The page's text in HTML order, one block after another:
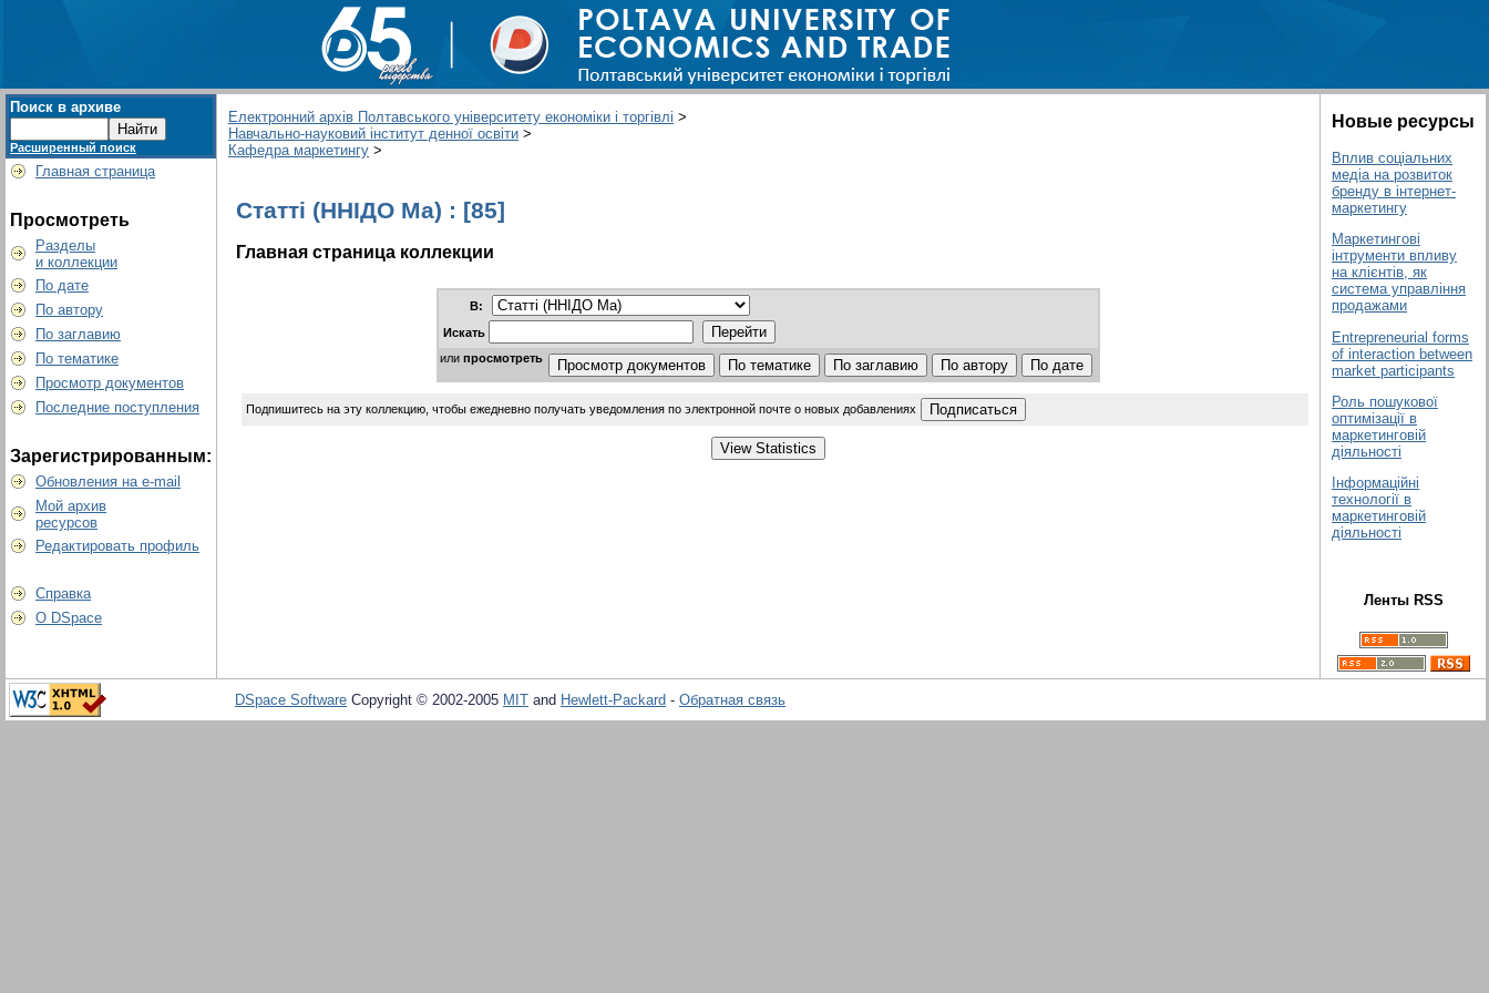
Поиск в архиве
Расширенный поиск
Главная страница
Просмотреть
Разделы
и коллекции
По дате
По автору
По заглавию
По тематике
Просмотр документов
Последние поступления
Зарегистрированным:
Обновления на e-mail
Мой архив
ресурсов
Редактировать профиль
Справка
О DSpace
Електронний архів Полтавського університету економіки і торгівлі >
Навчально-науковий інститут денної освіти >
Кафедра маркетингу >
Статті (ННІДО Ма) : [85]
Главная страница коллекции
В:
Искать
или просмотреть
Подпишитесь на эту коллекцию, чтобы ежедневно получать уведомления по электронной почте о новых добавлениях
Новые ресурсы
Вплив соціальних
медіа на розвиток
бренду в інтернет-
маркетингу
Маркетингові
інтрументи впливу
на клієнтів, як
система управління
продажами
Entrepreneurial forms
of interaction between
market participants
Роль пошукової
оптимізації в
маркетинговій
діяльності
Інформаційні
технології в
маркетинговій
діяльності
Ленты RSS
DSpace Software Copyright © 2002-2005 MIT and Hewlett-Packard - Обратная связь